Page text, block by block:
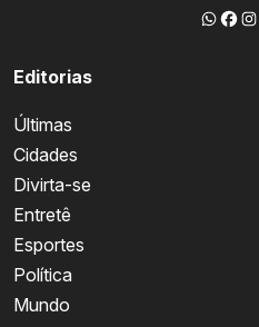
Editorias
Últimas
Cidades
Divirta-se
Entretê
Esportes
Política
Mundo